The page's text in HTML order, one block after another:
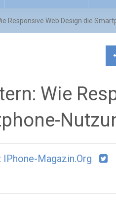
Responsive Web Design die
Wie
IPhone-Magazin.org